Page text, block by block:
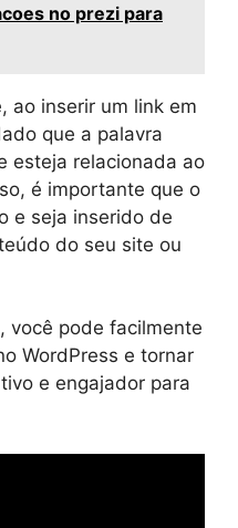
no prezi para
ao inserir um link em
que a palavra
esteja relacionada ao
é importante que o
e seja inserido de
do seu site ou
você pode facilmente
WordPress e tornar
e engajador para